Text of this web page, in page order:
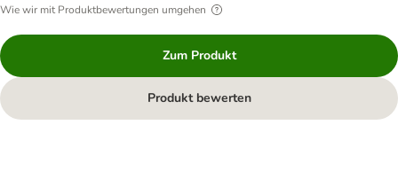
Wie wir mit Produktbewertungen umgehen
Zum Produkt
Produkt bewerten